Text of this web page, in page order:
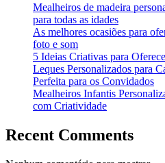
Mealheiros de madeira
para todas as idades
As melhores ocasiões para
foto e som
5 Ideias Criativas para
Leques Personalizados para
Perfeita para os Convidados
Mealheiros Infantis
com Criatividade
Recent Comments